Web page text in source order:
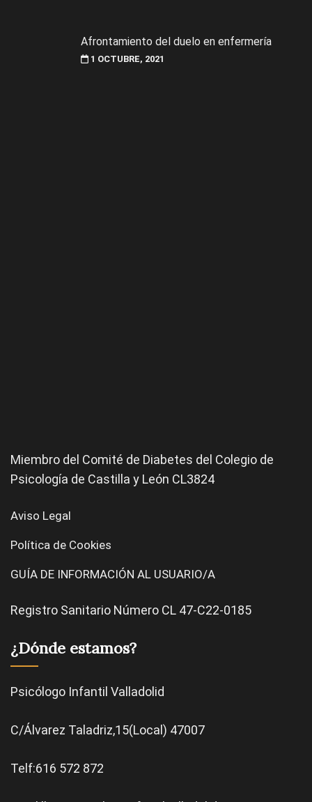
Afrontamiento del duelo en enfermería
1 OCTUBRE, 2021
Miembro del Comité de Diabetes del Colegio de
Psicología de Castilla y León CL3824
Aviso Legal
Política de Cookies
GUÍA DE INFORMACIÓN AL USUARIO/A
Registro Sanitario Número CL 47-C22-0185
¿Dónde estamos?
Psicólogo Infantil Valladolid
C/Álvarez Taladriz,15(Local) 47007
Telf:616 572 872